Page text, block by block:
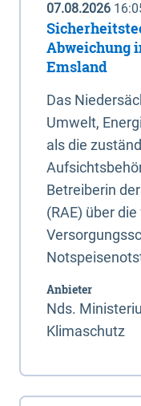
07.08.2026
Abweichung
Emsland
Das
Umwelt,
als die
Betreiberin
(RAE) über
Anbieter
Nds.
Klimaschutz